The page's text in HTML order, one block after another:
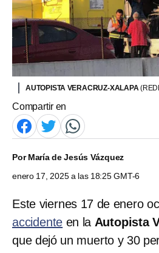
AUTOPISTA VERACRUZ-XALAPA
Compartir en
PorMaría de Jesús Vázquez
enero 17, 2025 a las 18:25 GMT-6
Este viernes 17 de enero
accidente en la Autopista
que dejó un muerto y 30